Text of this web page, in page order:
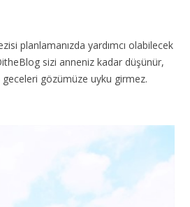
planlamanızda yardımcı olabilecek
sizi anneniz kadar düşünür,
gözümüze uyku girmez.